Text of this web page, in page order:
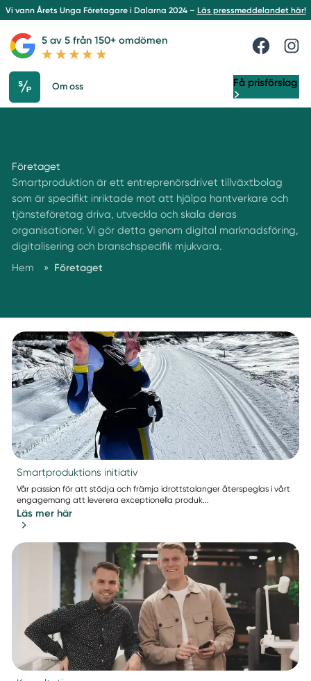
Vi vann Årets Unga Företagare i Dalarna 2024 – Läs pressmeddelandet här!
5 av 5 från 150+ omdömen
Om oss Få prisförslag
Företaget
Smartproduktion är ett entreprenörsdrivet tillväxtbolag
som är specifikt inriktade mot att hjälpa hantverkare och
tjänsteföretag driva, utveckla och skala deras
organisationer. Vi gör detta genom digital marknadsföring,
digitalisering och branschspecifik mjukvara.
Hem
» Företaget
Smartproduktions initiativ
Vår passion för att stödja och främja idrottstalanger återspeglas i vårt
engagemang att leverera exceptionella produk...
Läs mer här